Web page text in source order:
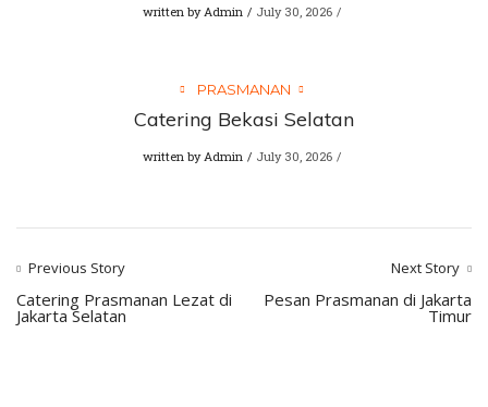
written byAdmin July 30, 2026
PRASMANAN
Catering Bekasi Selatan
written byAdmin July 30, 2026
Previous Story
Catering Prasmanan Lezat di
Jakarta Selatan
Next Story
Pesan Prasmanan di Jakarta
Timur